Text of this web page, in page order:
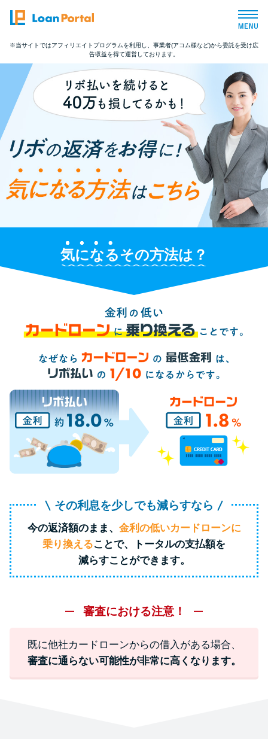
トップページ
おすすめコンテンツ
総合人気ランキング
とにかくすぐ借りたい方向け
バレずに借りたい方向け
審査が不安な方向け
カードローン診断
特集ページ
リボ払いをそのまま払いきると
損！
カードローンの見直しで40万円
得した話
最速！最短40分で借りられるカ
ードローン
特集ページ一覧
の理由
※当サイトではアフィリエイトプログラムを利用し、事業者(アコム様など)から委託を受け広
告収益を得て運営しております。
気になるその方法は？
その利息を少しでも減らすなら
今の返済額のまま、 金利の低いカードローンに
乗り換えることで、トータルの支払額を
減らすことができます。
審査における注意！
既に他社カードローンからの借入がある場合、
審査に通らない可能性が非常に高くなります。